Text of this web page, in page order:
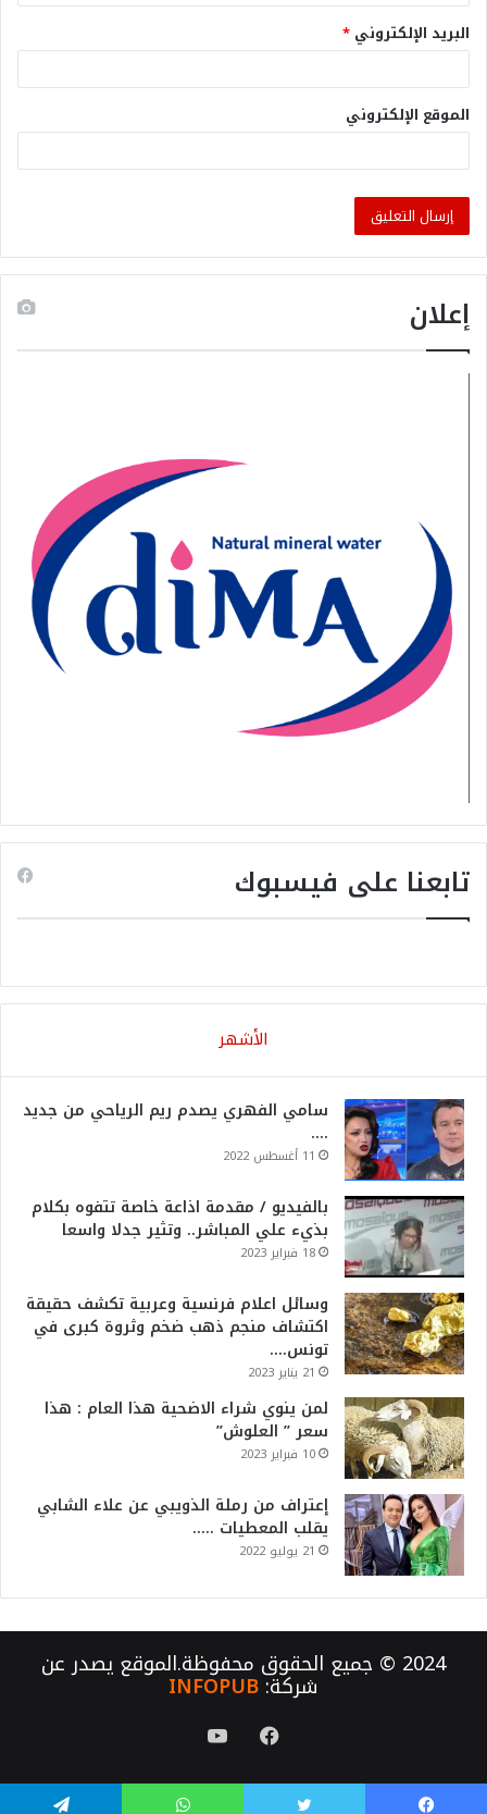
البريد الإلكتروني *
الموقع الإلكتروني
إعلان
تابعنا على فيسبوك
الأشهر
سامي الفهري يصدم ريم الرياحي من جديد
….
11 أغسطس 2022
بالفيديو / مقدمة اذاعة خاصة تتفوه بكلام
بذيء علي المباشر.. وتثير جدلا واسعا
18 فبراير 2023
وسائل اعلام فرنسية وعربية تكشف حقيقة
اكتشاف منجم ذهب ضخم وثروة كبرى في
تونس….
21 يناير 2023
لمن ينوي شراء الاضحية هذا العام : هذا
سعر ” العلوش”
10 فبراير 2023
إعتراف من رملة الذويبي عن علاء الشابي
يقلب المعطيات …..
21 يوليو 2022
2024 © جميع الحقوق محفوظة.الموقع يصدر عن
شركة:INFOPUB
فيسبوكيوتيوب